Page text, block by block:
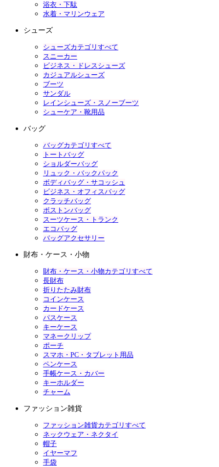
浴衣・下駄
水着・マリンウェア
シューズ
シューズカテゴリすべて
スニーカー
ビジネス・ドレスシューズ
カジュアルシューズ
ブーツ
サンダル
レインシューズ・スノーブーツ
シューケア・靴用品
バッグ
バッグカテゴリすべて
トートバッグ
ショルダーバッグ
リュック・バックパック
ボディバッグ・サコッシュ
ビジネス・オフィスバッグ
クラッチバッグ
ボストンバッグ
スーツケース・トランク
エコバッグ
バッグアクセサリー
財布・ケース・小物
財布・ケース・小物カテゴリすべて
長財布
折りたたみ財布
コインケース
カードケース
パスケース
キーケース
マネークリップ
ポーチ
スマホ・PC・タブレット用品
ペンケース
手帳ケース・カバー
キーホルダー
チャーム
ファッション雑貨
ファッション雑貨カテゴリすべて
ネックウェア・ネクタイ
帽子
イヤーマフ
手袋